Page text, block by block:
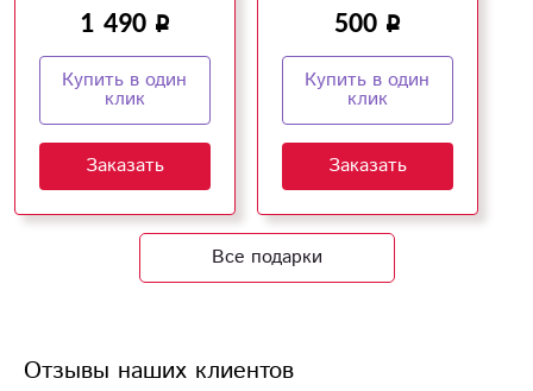
1 490
Купить в один
клик
Заказать
500
Купить в один
клик
Заказать
Все подарки
Отзывы наших клиентов